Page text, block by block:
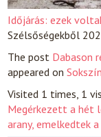
Időjárás: ezek
Szélsőségekből
The post Dabason
appeared on
Visited 1 times, 1
Megérkezett a hét
arany, emelkedtek